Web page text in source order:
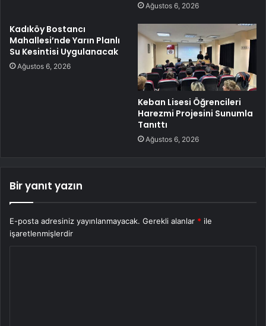
Ağustos 6, 2026
Kadıköy Bostancı
Mahallesi’nde Yarın Planlı
Su Kesintisi Uygulanacak
Ağustos 6, 2026
Keban Lisesi Öğrencileri
Harezmi Projesini Sunumla
Tanıttı
Ağustos 6, 2026
Bir yanıt yazın
E-posta adresiniz yayınlanmayacak. Gerekli alanlar * ile
işaretlenmişlerdir